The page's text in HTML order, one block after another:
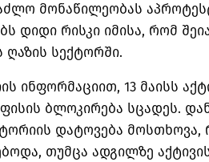
მონაწილეობას
დიდი რისკი იმისა, რომ
ღაზის სექტორში.
ინფორმაციით, 13 მაისს
ბლოკირება სცადეს.
დატოვება მოსთხოვა,
თუმცა ადგილზე